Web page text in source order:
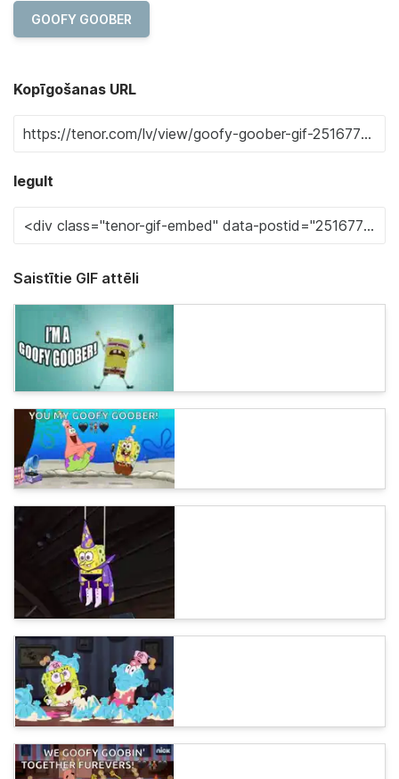
GOOFY GOOBER
Kopīgošanas URL
Iegult
Saistītie GIF attēli